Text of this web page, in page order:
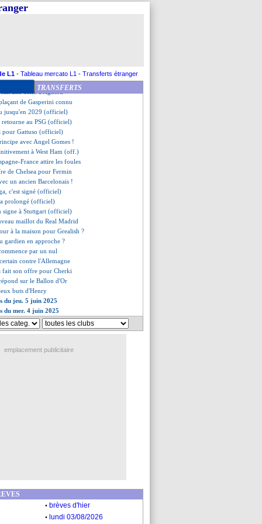
L1 - Tableau mercato L1 - Transferts étranger
TRANSFERTS
accord avec Brighton
ne se mouille pas
joueur de la saison
le PSG dans la peau
depuis 56 ans
fait une offre à Aguerd
de Gasperini connu
jusqu'en 2029 (officiel)
retourne au PSG (officiel)
pour Gattuso (officiel)
avec Angel Gomes !
à West Ham (off.)
France attire les foules
de Chelsea pour Fermin
un ancien Barcelonais !
c'est signé (officiel)
prolongé (officiel)
signe à Stuttgart (officiel)
maillot du Real Madrid
à la maison pour Grealish ?
gardien en approche ?
par un nul
contre l'Allemagne
fait son offre pour Cherki
sur le Ballon d'Or
buts d'Henry
du jeu. 5 juin 2025
du mer. 4 juin 2025
emplacement publicitaire
. brèves d'hier
. lundi 03/08/2026